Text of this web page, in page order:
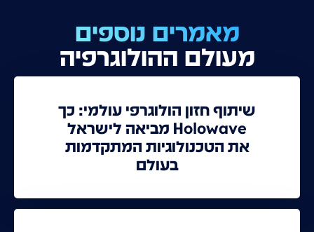
מאמרים נוספים
מעולם ההולוגרפיה
שיתוף חזון הולוגרפי עולמי: כך
Holowave מביאה לישראל
את הטכנולוגיות המתקדמות
בעולם